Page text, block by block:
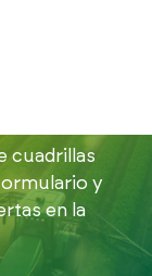
cuadrillas
y
en la